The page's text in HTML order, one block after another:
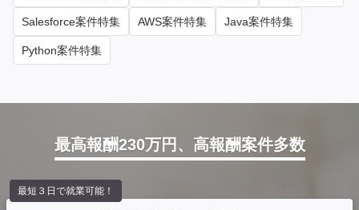
Salesforce案件特集 AWS案件特集 Java案件特集
Python案件特集
最高報酬230万円、高報酬案件多数
最短３日で就業可能！